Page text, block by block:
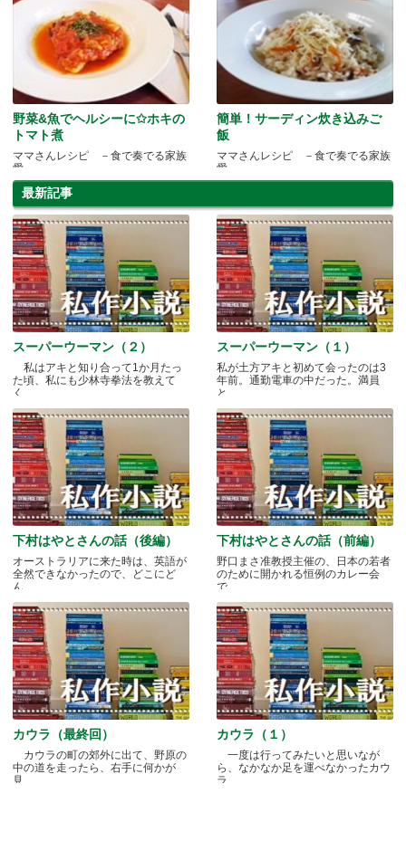
野菜&魚でヘルシーに✩ホキの
トマト煮
ママさんレシピ －食で奏でる家族
愛－
簡単！サーディン炊き込みご
飯
ママさんレシピ －食で奏でる家族
愛－
最新記事
スーパーウーマン（２）
私はアキと知り合って1か月たっ
た頃、私にも少林寺拳法を教えて
く.....
スーパーウーマン（１）
私が土方アキと初めて会ったのは3
年前。通勤電車の中だった。満員
と.....
下村はやとさんの話（後編）
オーストラリアに来た時は、英語が
全然できなかったので、どこにど
ん.....
下村はやとさんの話（前編）
野口まさ准教授主催の、日本の若者
のために開かれる恒例のカレー会
で.....
カウラ（最終回）
カウラの町の郊外に出て、野原の
中の道を走ったら、右手に何かが
見.....
カウラ（１）
一度は行ってみたいと思いなが
ら、なかなか足を運べなかったカウ
ラ.....